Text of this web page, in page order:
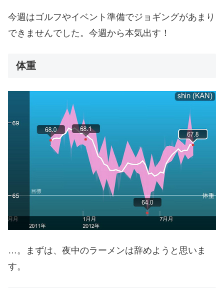
今週はゴルフやイベント準備でジョギングがあまり
できませんでした。今週から本気出す！
体重
…。まずは、夜中のラーメンは辞めようと思いま
す。